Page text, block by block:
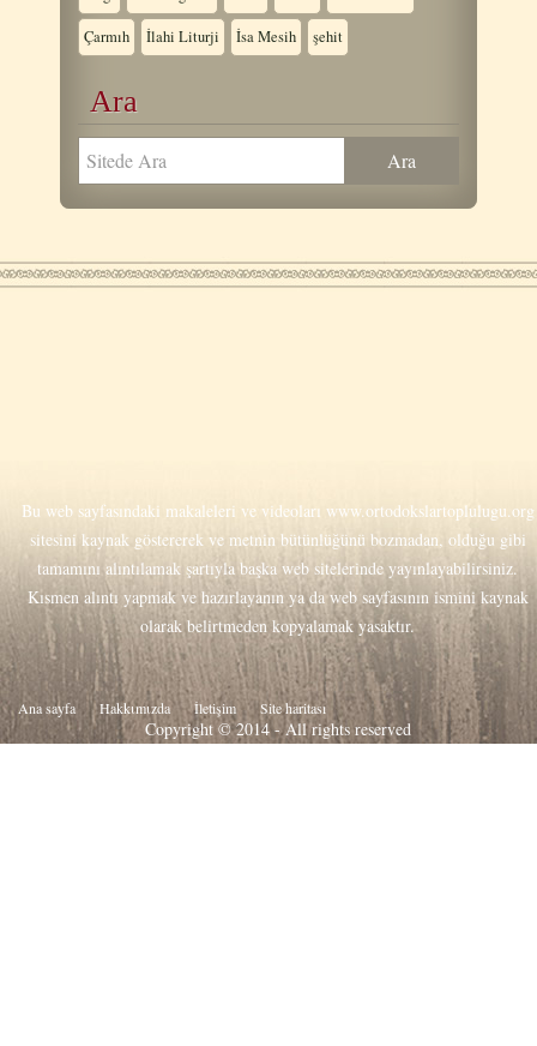
Çarmıh İlahi Liturji İsa Mesih şehit
Ara
Bu web sayfasındaki makaleleri ve videoları www.ortodokslartoplulugu.org
sitesini kaynak göstererek ve metnin bütünlüğünü bozmadan, olduğu gibi
tamamını alıntılamak şartıyla başka web sitelerinde yayınlayabilirsiniz.
Kısmen alıntı yapmak ve hazırlayanın ya da web sayfasının ismini kaynak
olarak belirtmeden kopyalamak yasaktır.
Ana sayfa Hakkιmιzda İletişim Site haritası
Copyright © 2014 - All rights reserved